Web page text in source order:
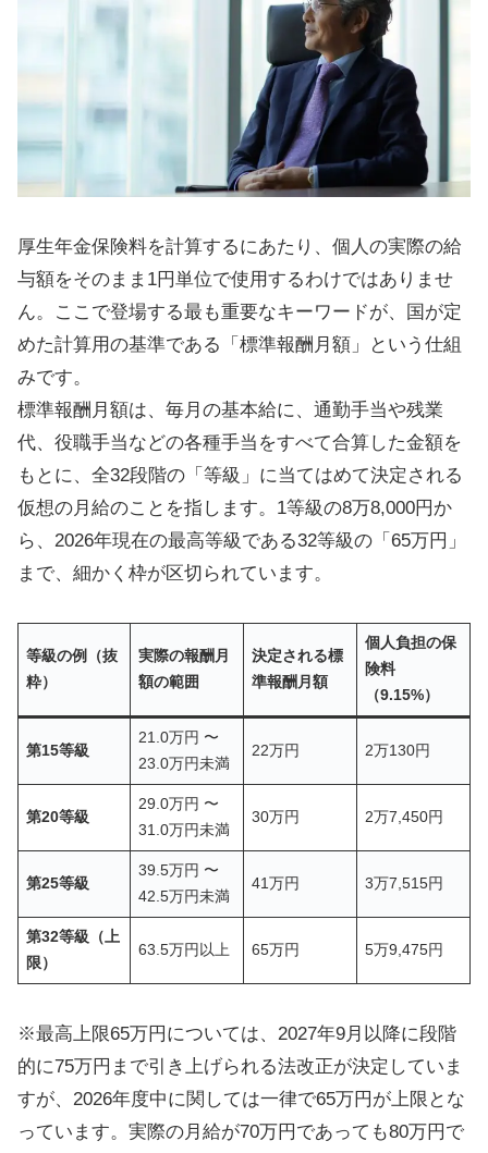
厚生年金保険料を計算するにあたり、個人の実際の給
与額をそのまま1円単位で使用するわけではありませ
ん。ここで登場する最も重要なキーワードが、国が定
めた計算用の基準である「標準報酬月額」という仕組
みです。
標準報酬月額は、毎月の基本給に、通勤手当や残業
代、役職手当などの各種手当をすべて合算した金額を
もとに、全32段階の「等級」に当てはめて決定される
仮想の月給のことを指します。1等級の8万8,000円か
ら、2026年現在の最高等級である32等級の「65万円」
まで、細かく枠が区切られています。
等級の例（抜
粋）
実際の報酬月
額の範囲
決定される標
準報酬月額
個人負担の保
険料
（9.15%）
第15等級
21.0万円 〜
23.0万円未満
22万円 2万130円
第20等級
29.0万円 〜
31.0万円未満
30万円 2万7,450円
第25等級
39.5万円 〜
42.5万円未満
41万円 3万7,515円
第32等級（上
限）
63.5万円以上 65万円 5万9,475円
※最高上限65万円については、2027年9月以降に段階
的に75万円まで引き上げられる法改正が決定していま
すが、2026年度中に関しては一律で65万円が上限とな
っています。実際の月給が70万円であっても80万円で